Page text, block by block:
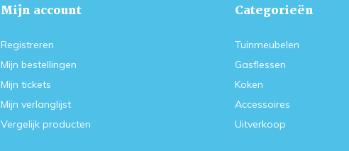
Mijn account
Registreren
Mijn bestellingen
Mijn tickets
Mijn verlanglijst
Vergelijk producten
Categorieën
Tuinmeubelen
Gasflessen
Koken
Accessoires
Uitverkoop